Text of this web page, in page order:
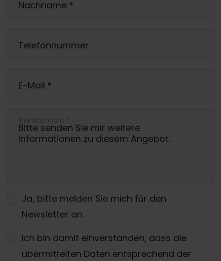
Nachname *
Telefonnummer
E-Mail *
Ihre Nachricht *
Ja, bitte melden Sie mich für den
Newsletter an.
Ich bin damit einverstanden, dass die
übermittelten Daten entsprechend der